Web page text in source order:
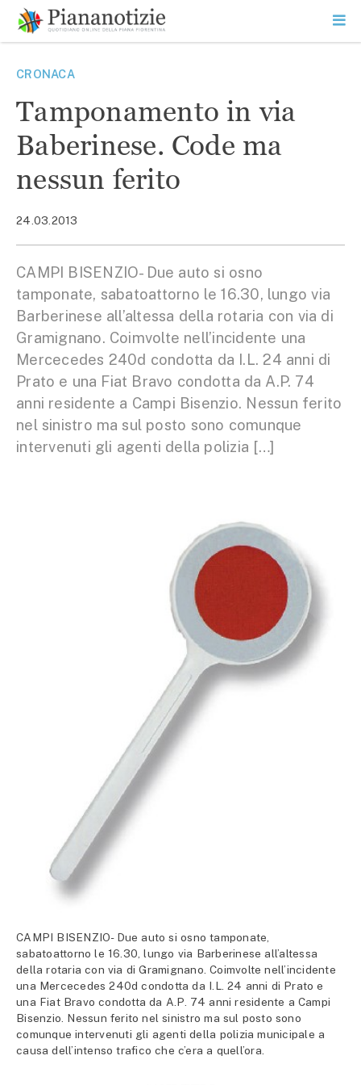
contenuto
SEARCH
CRONACA
Tamponamento in via
Baberinese. Code ma
nessun ferito
24.03.2013
CAMPI BISENZIO- Due auto si osno
tamponate, sabatoattorno le 16.30, lungo via
Barberinese all’altessa della rotaria con via di
Gramignano. Coimvolte nell’incidente una
Mercecedes 240d condotta da I.L. 24 anni di
Prato e una Fiat Bravo condotta da A.P. 74
anni residente a Campi Bisenzio. Nessun ferito
nel sinistro ma sul posto sono comunque
intervenuti gli agenti della polizia […]
CAMPI BISENZIO- Due auto si osno tamponate,
sabatoattorno le 16.30, lungo via Barberinese all’altessa
della rotaria con via di Gramignano. Coimvolte nell’incidente
una Mercecedes 240d condotta da I.L. 24 anni di Prato e
una Fiat Bravo condotta da A.P. 74 anni residente a Campi
Bisenzio. Nessun ferito nel sinistro ma sul posto sono
comunque intervenuti gli agenti della polizia municipale a
causa dell’intenso trafico che c’era a quell’ora.